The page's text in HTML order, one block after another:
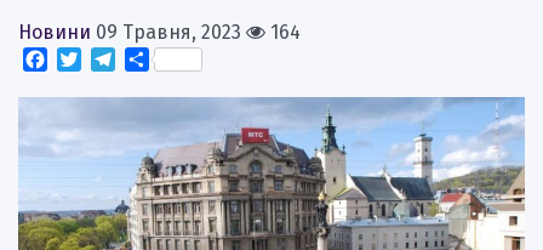
Новини 09 Травня, 2023
164
Facebook
TwitterTelegram
Поділитися